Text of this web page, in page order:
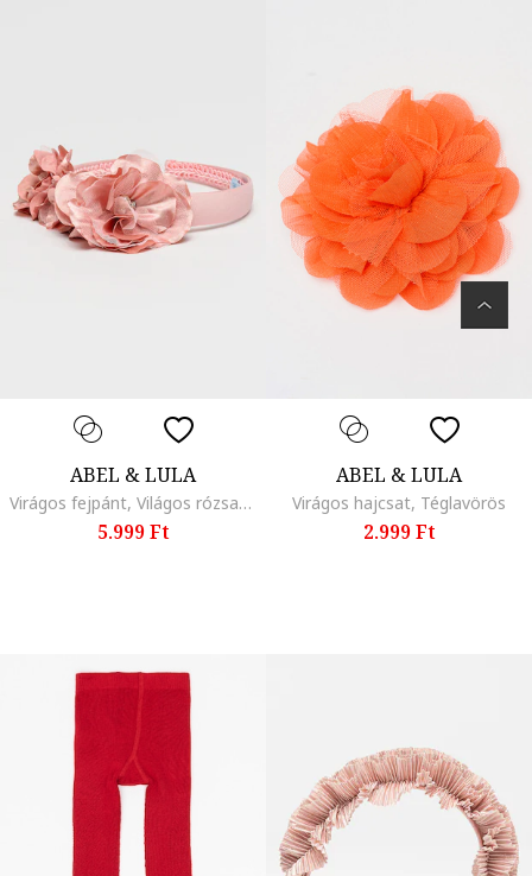
ABEL & LULA
Virágos fejpánt, Világos rózsaszín
5.999 Ft
ABEL & LULA
Virágos hajcsat, Téglavörös
2.999 Ft